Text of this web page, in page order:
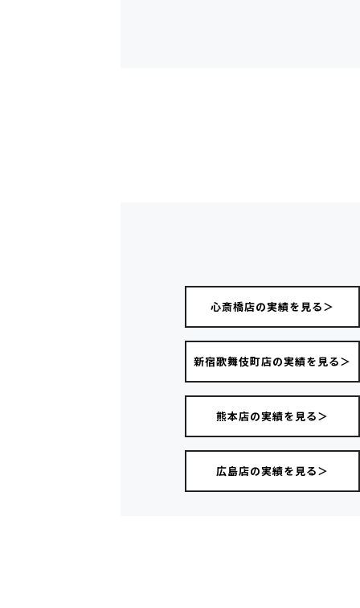
心斎橋店の実績を見る＞
新宿歌舞伎町店の実績を見る＞
熊本店の実績を見る＞
広島店の実績を見る＞